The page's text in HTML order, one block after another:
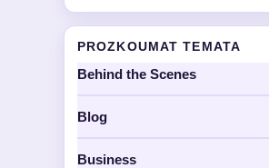
PROZKOUMAT TEMATA
Behind the Scenes
Blog
Business